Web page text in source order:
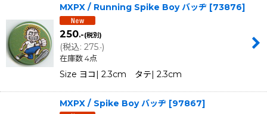
MXPX / Running Spike Boy バッヂ [73876]
250.-(税別)
(税込: 275.-)
在庫数 4点
Size ヨコ| 2.3cm タテ| 2.3cm
MXPX / Spike Boy バッヂ [97867]